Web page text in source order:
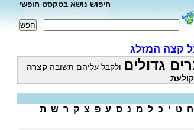
חיפוש נושא בטקסט חופשי
קצה המזלג
גדולים ולקבל עליהם תשובה קצרה
ח ט י כ ל מ נ ס ע פ צ ק ר ש ת